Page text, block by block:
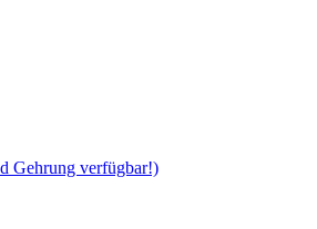
Gehrung verfügbar!)